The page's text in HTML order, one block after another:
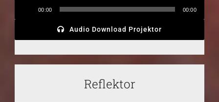
Audio-
Player
00:00 00:00
Audio Download Projektor
Reflektor